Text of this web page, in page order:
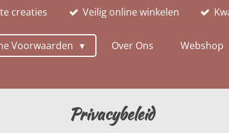
creaties Veilig online winkelen
Voorwaarden Over Ons Webshop
Privacybeleid